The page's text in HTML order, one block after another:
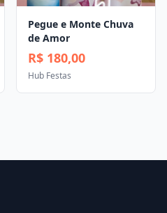
Pegue e Monte Chuva
de Amor
R$ 180,00
Hub Festas